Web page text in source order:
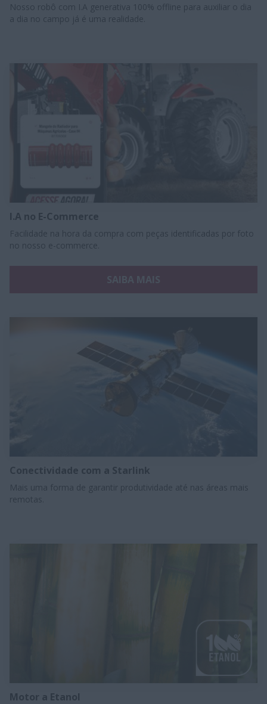
Nosso robô com I.A generativa 100% offline para auxiliar o dia
a dia no campo já é uma realidade.
I.A no E-Commerce
Facilidade na hora da compra com peças identificadas por foto
no nosso e-commerce.
Conectividade com a Starlink
Mais uma forma de garantir produtividade até nas áreas mais
remotas.
Motor a Etanol